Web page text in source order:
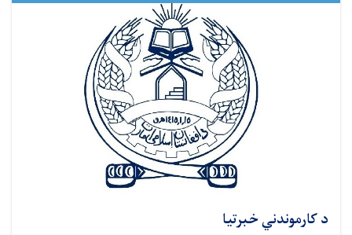
د کارموندني خبرتیا